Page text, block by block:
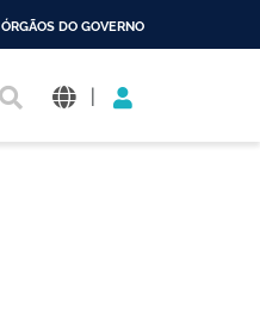
ÓRGÃOS DO GOVERNO
|